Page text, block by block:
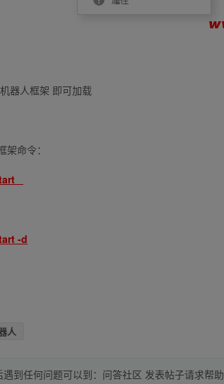
器人框架 即可加载
架命令：
-d
人
遇到任何问题可以到：问答社区 发表帖子请求帮助